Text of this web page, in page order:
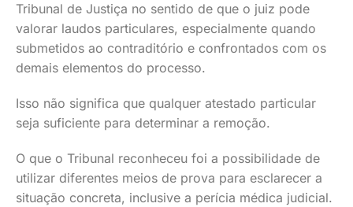
Tribunal de Justiça no sentido de que o juiz pode
valorar laudos particulares, especialmente quando
submetidos ao contraditório e confrontados com os
demais elementos do processo.
Isso não significa que qualquer atestado particular
seja suficiente para determinar a remoção.
O que o Tribunal reconheceu foi a possibilidade de
utilizar diferentes meios de prova para esclarecer a
situação concreta, inclusive a perícia médica judicial.